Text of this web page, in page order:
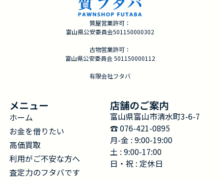
質屋営業許可：
富山県公安委員会501150000302
古物営業許可：
富山県公安委員会 501150000112
有限会社フタバ
メニュー
ホーム
お金を借りたい
高価買取
利用がご不安な方へ
査定力のフタバです
店舗のご案内
富山県富山市清水町3-6-7
☎︎ 076-421-0895
月-金 : 9:00-19:00
土 : 9:00-17:00
日・祝 : 定休日